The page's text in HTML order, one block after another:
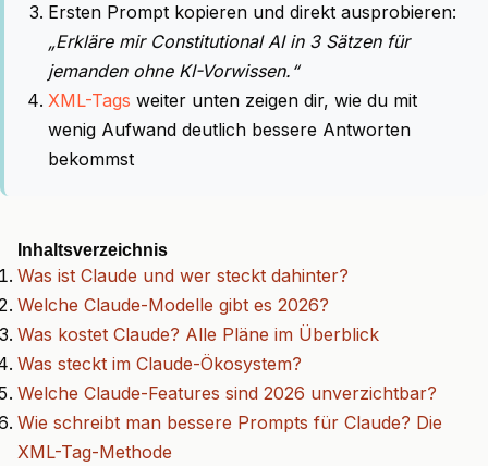
Ersten Prompt kopieren und direkt ausprobieren:
„Erkläre mir Constitutional AI in 3 Sätzen für
jemanden ohne KI-Vorwissen.“
XML-Tags weiter unten zeigen dir, wie du mit
wenig Aufwand deutlich bessere Antworten
bekommst
Inhaltsverzeichnis
Was ist Claude und wer steckt dahinter?
Welche Claude-Modelle gibt es 2026?
Was kostet Claude? Alle Pläne im Überblick
Was steckt im Claude-Ökosystem?
Welche Claude-Features sind 2026 unverzichtbar?
Wie schreibt man bessere Prompts für Claude? Die
XML-Tag-Methode